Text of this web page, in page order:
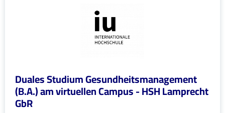
Duales Studium Gesundheitsmanagement
(B.A.) am virtuellen Campus - HSH Lamprecht
GbR